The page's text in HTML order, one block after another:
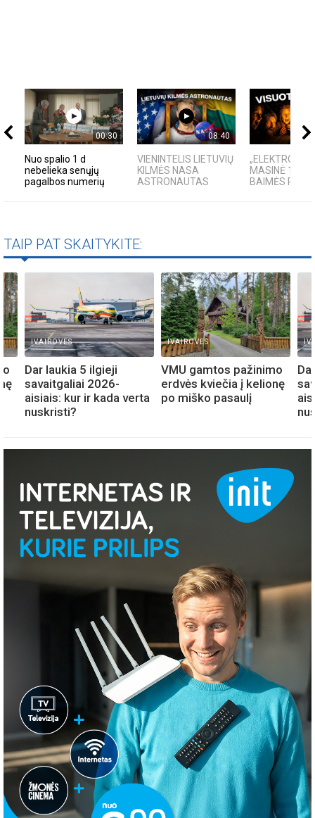
00:30
Nuo spalio 1 d
nebelieka senųjų
pagalbos numerių
08:40
VIENINTELIS LIETUVIŲ
KILMĖS NASA
ASTRONAUTAS
„ELEKTROS
MASINĖ
BAIMĖS
TAIP PAT SKAITYKITE:
IVAIROVES
Dar laukia 5 ilgieji
savaitgaliai 2026-
aisiais: kur ir kada verta
nuskristi?
IVAIROVES
VMU gamtos pažinimo
erdvės kviečia į kelionę
po miško pasaulį